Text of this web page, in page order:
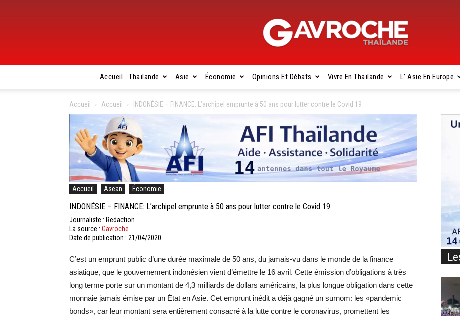
Gavroche
Thaïlande
Accueil Thaïlande Asie Économie Opinions Et Débats Vivre En Thaïlande L’ Asie En Europe
Accueil Accueil INDONÉSIE – FINANCE: L’archipel emprunte à 50 ans pour lutter contre le Covid 19
Accueil Asean Économie
INDONÉSIE – FINANCE: L’archipel emprunte à 50 ans pour lutter contre le Covid 19
Journaliste : Redaction
La source : Gavroche
Date de publication : 21/04/2020
C’est un emprunt public d’une durée maximale de 50 ans, du jamais-vu dans le monde de la finance
asiatique, que le gouvernement indonésien vient d’émettre le 16 avril. Cette émission d’obligations à très
long terme porte sur un montant de 4,3 milliards de dollars américains, la plus longue obligation dans cette
monnaie jamais émise par un État en Asie. Cet emprunt inédit a déjà gagné un surnom: les «pandemic
bonds», car leur montant sera entièrement consacré à la lutte contre le coronavirus, promettent les